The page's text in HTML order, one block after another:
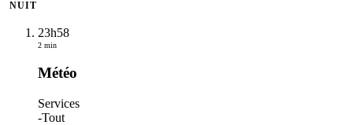
NUIT
23h58
2 min
Météo
Services
-Tout